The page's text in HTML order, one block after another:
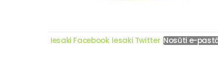
Iesaki Facebook Iesaki Twitter Nosūti e-